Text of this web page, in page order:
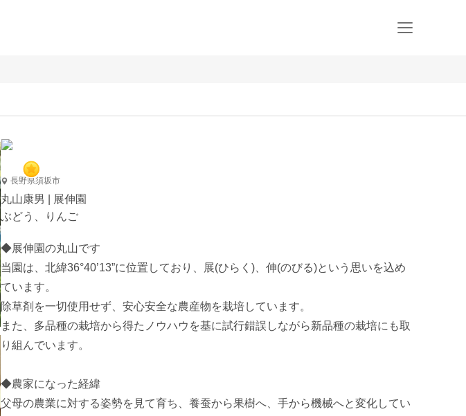
長野県須坂市
丸山康男 | 展伸園
ぶどう、りんご
◆展伸園の丸山です
当園は、北緯36°40’13”に位置しており、展(ひらく)、伸(のびる)という思いを込め
ています。
除草剤を一切使用せず、安心安全な農産物を栽培しています。
また、多品種の栽培から得たノウハウを基に試行錯誤しながら新品種の栽培にも取
り組んでいます。
◆農家になった経緯
父母の農業に対する姿勢を見て育ち、養蚕から果樹へ、手から機械へと変化してい